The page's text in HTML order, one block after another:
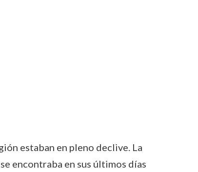
estaban en pleno declive. La
encontraba en sus últimos días